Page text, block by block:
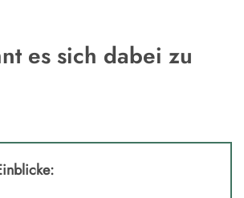
es sich dabei zu